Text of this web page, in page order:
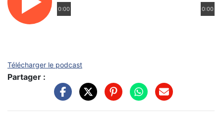
0:00 0:00
Télécharger le podcast
Partager :